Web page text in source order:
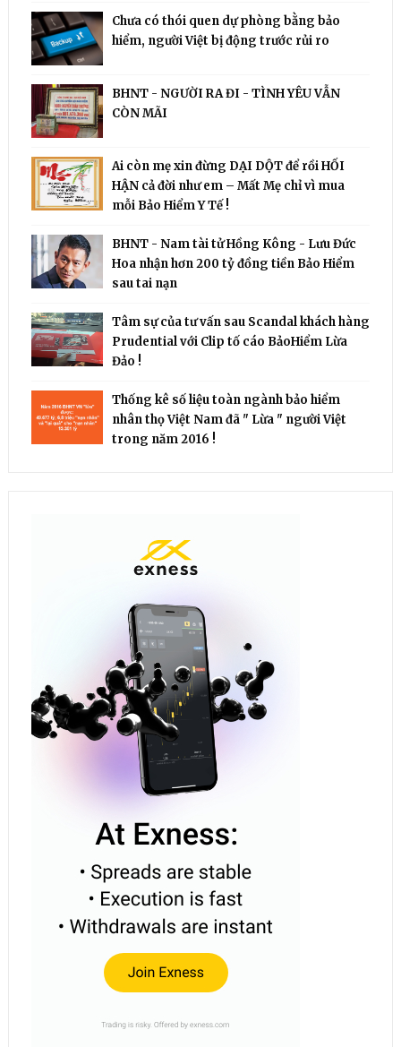
Chưa có thói quen dự phòng bằng bảo
hiểm, người Việt bị động trước rủi ro
BHNT - NGƯỜI RA ĐI - TÌNH YÊU VẪN
CÒN MÃI
Ai còn mẹ xin đừng DẠI DỘT để rồi HỐI
HẬN cả đời như em – Mất Mẹ chỉ vì mua
mỗi Bảo Hiểm Y Tế !
BHNT - Nam tài tử Hồng Kông - Lưu Đức
Hoa nhận hơn 200 tỷ đồng tiền Bảo Hiểm
sau tai nạn
Tâm sự của tư vấn sau Scandal khách hàng
Prudential với Clip tố cáo BảoHiểm Lừa
Đảo !
Thống kê số liệu toàn ngành bảo hiểm
nhân thọ Việt Nam đã " Lừa " người Việt
trong năm 2016 !